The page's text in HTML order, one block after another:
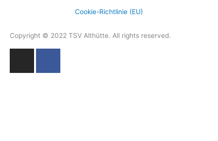
Cookie-Richtlinie (EU)
Copyright © 2022 TSV Althütte. All rights reserved.